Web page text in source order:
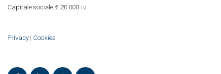
Capitale sociale € 20.000 i.v.
Privacy | Cookies